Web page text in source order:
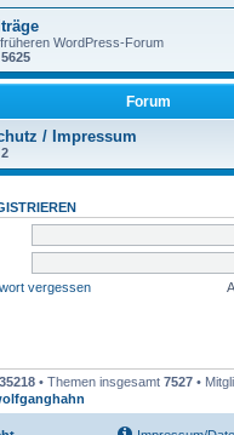
WordPress-Forum
5625
Forum
/ Impressum
2
vergessen
35218 • Themen insgesamt 7527 •